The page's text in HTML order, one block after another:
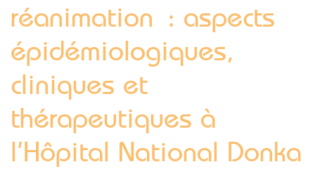
réanimation : aspects
épidémiologiques,
cliniques et
thérapeutiques à
l’Hôpital National Donka